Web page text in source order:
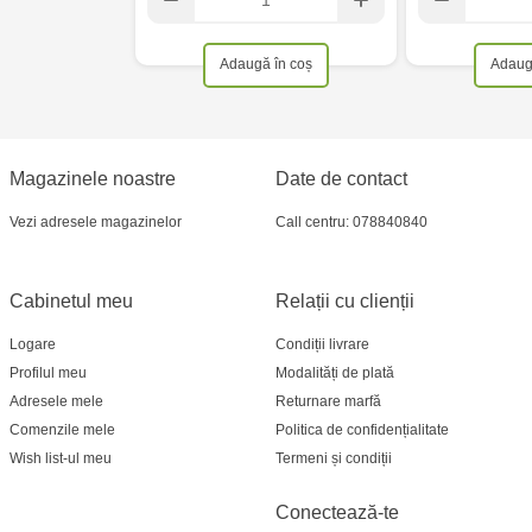
Adaugă în coș
Magazinele noastre
Vezi adresele magazinelor
Relații cu clienții
Condiții livrare
Modalități de plată
Returnare marfă
Politica de confidențialitate
Termeni și condiții
Cabinetul meu
Logare
Profilul meu
Adresele mele
Comenzile mele
Wish list-ul meu
Date de contact
Call centru: 078840840
Conectează-te